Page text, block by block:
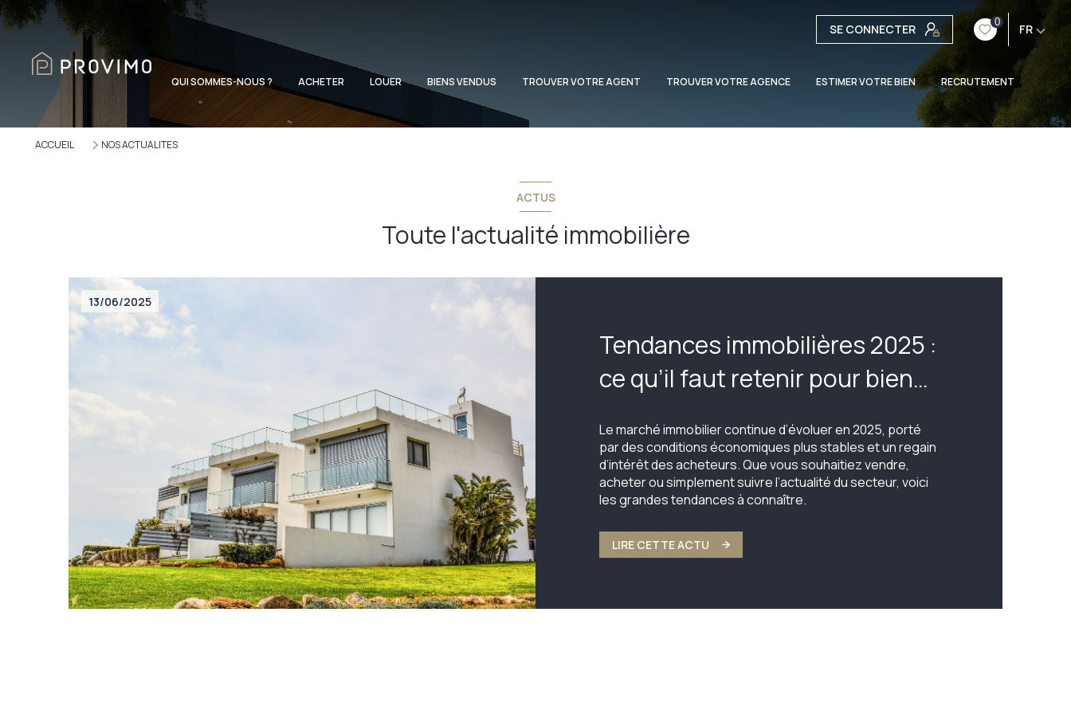
SE CONNECTER 0 FR
QUI SOMMES-NOUS ? ACHETER LOUER BIENS VENDUS TROUVER VOTRE AGENT TROUVER VOTRE AGENCE ESTIMER VOTRE BIEN RECRUTEMENT
ACCUEIL NOS ACTUALITES
ACTUS
Toute l'actualité immobilière
13/06/2025
Tendances immobilières 2025 :
ce qu’il faut retenir pour bien
Le marché immobilier continue d’évoluer en 2025, porté
par des conditions économiques plus stables et un regain
d’intérêt des acheteurs. Que vous souhaitiez vendre,
acheter ou simplement suivre l’actualité du secteur, voici
les grandes tendances à connaître.
LIRE CETTE ACTU